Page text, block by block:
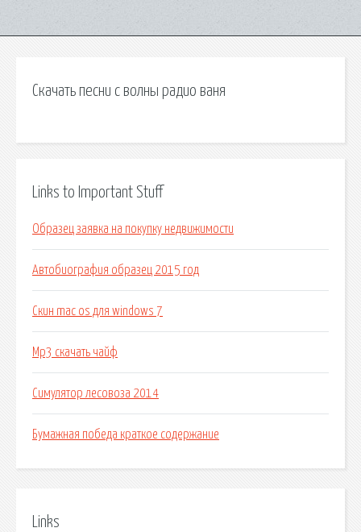
Скачать песни с волны радио ваня
Links to Important Stuff
Образец заявка на покупку недвижимости
Автобиография образец 2015 год
Скин mac os для windows 7
Mp3 скачать чайф
Симулятор лесовоза 2014
Бумажная победа краткое содержание
Links